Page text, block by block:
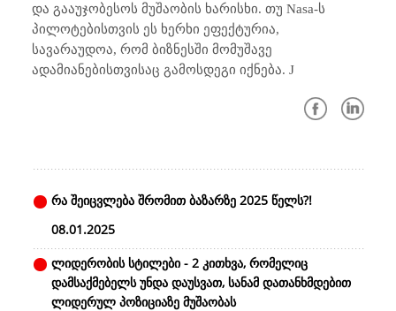
და გააუჯობესოს მუშაობის ხარისხი. თუ Nasa-ს
პილოტებისთვის ეს ხერხი ეფექტურია,
სავარაუდოა, რომ ბიზნესში მომუშავე
ადამიანებისთვისაც გამოსდეგი იქნება. J
რა შეიცვლება შრომით ბაზარზე 2025 წელს?!
08.01.2025
ლიდერობის სტილები - 2 კითხვა, რომელიც
დამსაქმებელს უნდა დაუსვათ, სანამ დათანხმდებით
ლიდერულ პოზიციაზე მუშაობას